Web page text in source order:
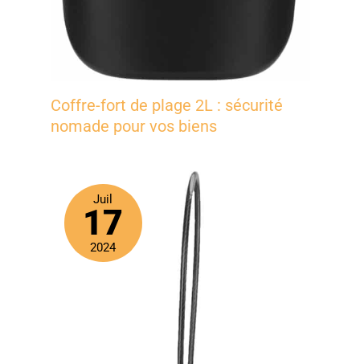
Coffre-fort de plage 2L : sécurité
nomade pour vos biens
Juil
17
2024